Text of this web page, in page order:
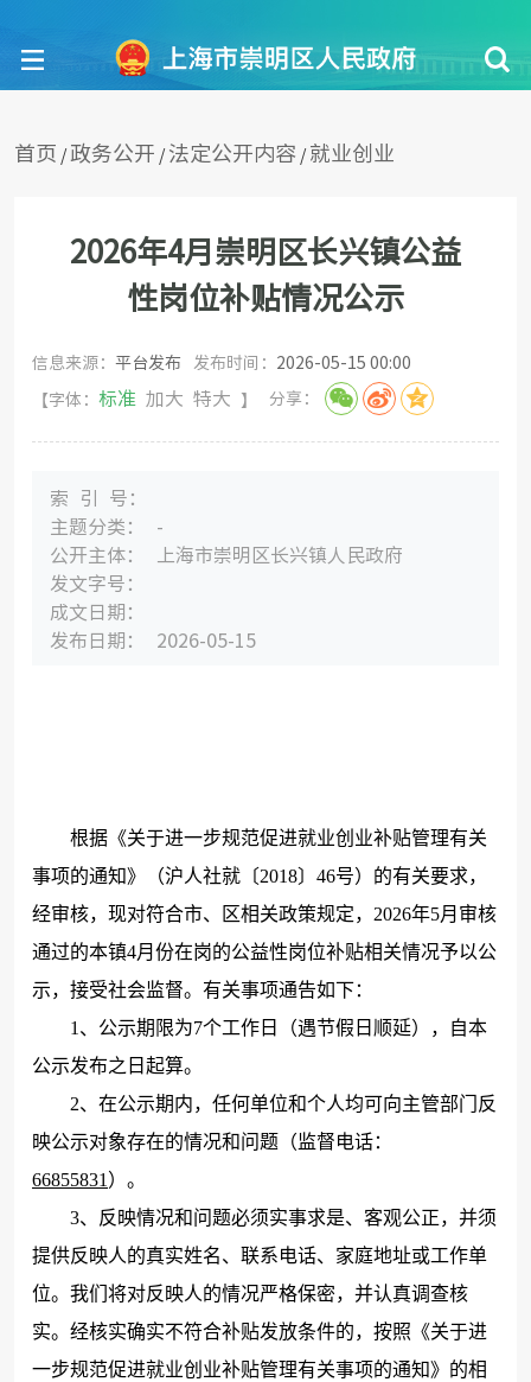
首页 /政务公开 /法定公开内容 /就业创业
2026年4月崇明区长兴镇公益
性岗位补贴情况公示
信息来源： 平台发布 发布时间： 2026-05-15 00:00
【字体： 标准 加大 特大 】 分享：
索引 号：
主题分类：
-
公开主体：
上海市崇明区长兴镇人民政府
发文字号：
成文日期：
发布日期： 2026-05-15
根据《关于进一步规范促进就业创业补贴管理有关
事项的通知》（沪人社就〔2018〕46号）的有关要求，
经审核，现对符合市、区相关政策规定，2026年5月审核
通过的本镇4月份在岗的公益性岗位补贴相关情况予以公
示，接受社会监督。有关事项通告如下：
1、公示期限为7个工作日（遇节假日顺延），自本
公示发布之日起算。
2、在公示期内，任何单位和个人均可向主管部门反
映公示对象存在的情况和问题（监督电话：
66855831 ）。
3、反映情况和问题必须实事求是、客观公正，并须
提供反映人的真实姓名、联系电话、家庭地址或工作单
位。我们将对反映人的情况严格保密，并认真调查核
实。经核实确实不符合补贴发放条件的，按照《关于进
一步规范促进就业创业补贴管理有关事项的通知》的相